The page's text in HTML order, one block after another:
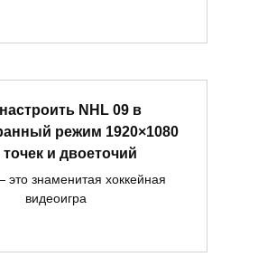
NHL 09 в
режим 1920×1080
точек и двоеточий
это знаменитая хоккейная
видеоигра